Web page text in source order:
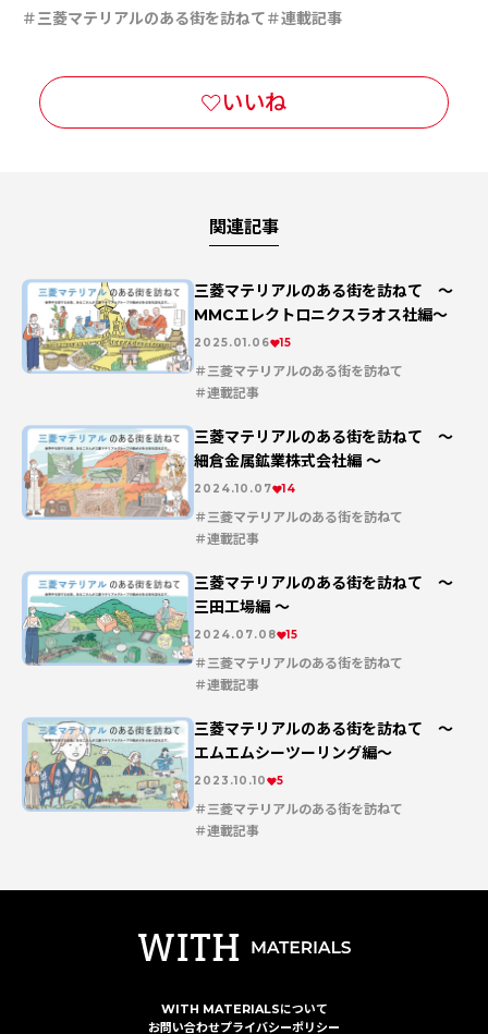
三菱マテリアルのある街を訪ねて 連載記事
関連記事
三菱マテリアルのある街を訪ねて 〜
MMCエレクトロニクスラオス社編〜
2025.01.06 15
三菱マテリアルのある街を訪ねて
連載記事
三菱マテリアルのある街を訪ねて 〜
細倉金属鉱業株式会社編 〜
2024.10.07 14
三菱マテリアルのある街を訪ねて
連載記事
三菱マテリアルのある街を訪ねて 〜
三田工場編 〜
2024.07.08 15
三菱マテリアルのある街を訪ねて
連載記事
三菱マテリアルのある街を訪ねて 〜
エムエムシーツーリング編〜
2023.10.10 5
三菱マテリアルのある街を訪ねて
連載記事
WITH MATERIALSについて
お問い合わせプライバシーポリシー